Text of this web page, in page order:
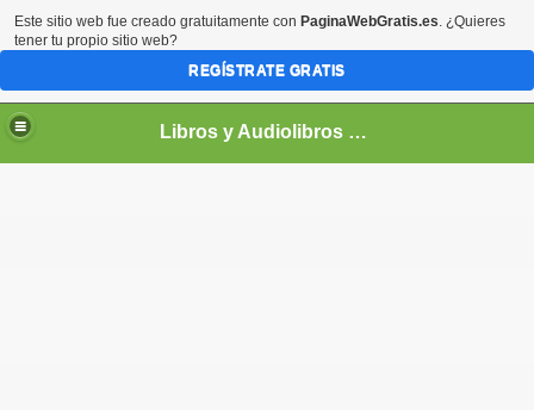
Libros y Audiolibros Para emprendedores
Este sitio web fue creado gratuitamente con PaginaWebGratis.es. ¿Quieres
tener tu propio sitio web?
REGÍSTRATE GRATIS